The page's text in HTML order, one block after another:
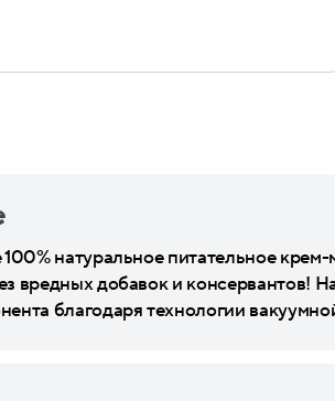
натуральное питательное
вредных добавок и консервантов!
благодаря технологии